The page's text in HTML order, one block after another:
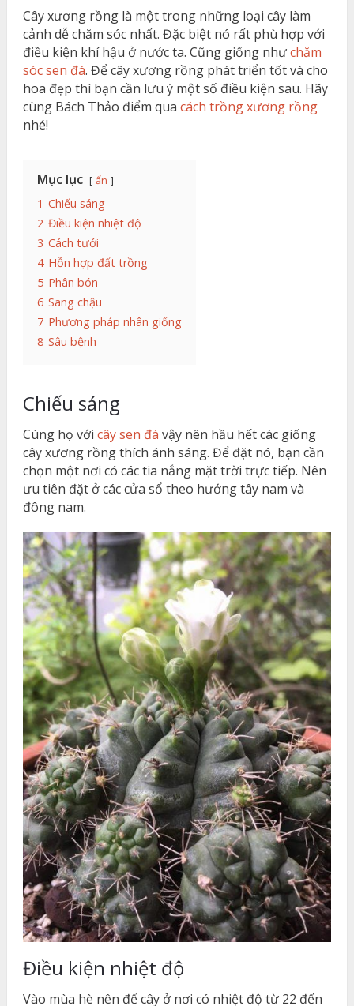
Cây xương rồng là một trong những loại cây làm
cảnh dễ chăm sóc nhất. Đặc biệt nó rất phù hợp với
điều kiện khí hậu ở nước ta. Cũng giống nhưchăm
sóc sen đá. Để cây xương rồng phát triển tốt và cho
hoa đẹp thì bạn cần lưu ý một số điều kiện sau. Hãy
cùng Bách Thảo điểm qua cách trồng xương rồng
nhé!
Mục lục ẩn
1 Chiếu sáng
2 Điều kiện nhiệt độ
3 Cách tưới
4 Hỗn hợp đất trồng
5 Phân bón
6 Sang chậu
7 Phương pháp nhân giống
8 Sâu bệnh
Chiếu sáng
Cùng họ với cây sen đá vậy nên hầu hết các giống
cây xương rồng thích ánh sáng. Để đặt nó, bạn cần
chọn một nơi có các tia nắng mặt trời trực tiếp. Nên
ưu tiên đặt ở các cửa sổ theo hướng tây nam và
đông nam.
Điều kiện nhiệt độ
Vào mùa hè nên để cây ở nơi có nhiệt độ từ 22 đến